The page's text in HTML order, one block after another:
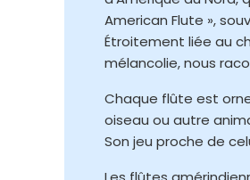
American Flute »,
Étroitement liée au
mélancolie, nous
Chaque flûte est
oiseau ou autre
Son jeu proche de